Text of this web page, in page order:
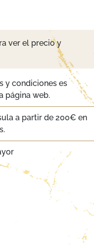
ver el precio y
y condiciones es
página web.
a partir de 200€ en